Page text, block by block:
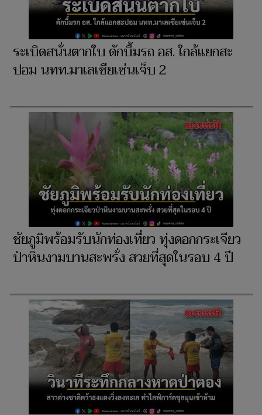
ระเบิดสนั่นตากใบ ดักบึ้มรถ อส. ใกล้แยกสะ
ปอม นทท.มาเลเซียเซ่นเจ็บ 2
ชัยภูมิพร้อมรับนักท่องเที่ยว ทุ่งดอกกระเจียว
ป่าหินงามบานสะพรั่ง สวยที่สุดในรอบ 4 ปี